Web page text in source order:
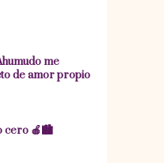
me
de amor propio
cero 🍎🏙️